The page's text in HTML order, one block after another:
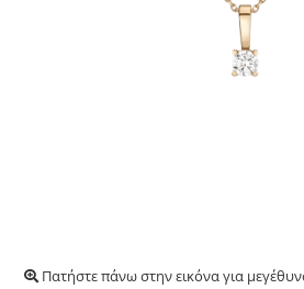
Πατήστε πάνω στην εικόνα για